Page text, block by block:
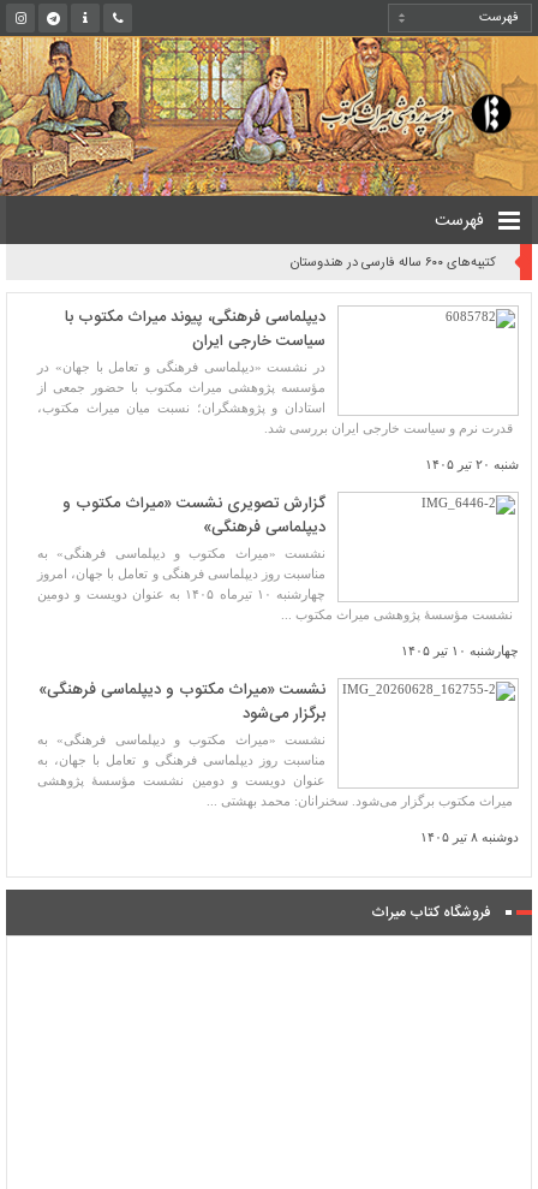
فهرست
کتیبه‌های ۶۰۰ ساله فارسی در هندوستان
دیپلماسی فرهنگی، پیوند میراث مکتوب با
سیاست خارجی ایران
در نشست «دیپلماسی فرهنگی و تعامل با جهان» در
مؤسسه پژوهشی میراث مکتوب با حضور جمعی از
استادان و پژوهشگران؛ نسبت میان میراث مکتوب،
قدرت نرم و سیاست خارجی ایران بررسی شد.
شنبه ۲۰ تیر ۱۴۰۵
گزارش تصویری نشست «میراث مکتوب و
دیپلماسی فرهنگی»
نشست «میراث مکتوب و دیپلماسی فرهنگی» به
مناسبت روز دیپلماسی فرهنگی و تعامل با جهان، امروز
چهارشنبه ۱۰ تیرماه ۱۴۰۵ به عنوان دویست و دومین
نشست مؤسسهٔ پژوهشی میراث مکتوب ...
چهارشنبه ۱۰ تیر ۱۴۰۵
نشست «میراث مکتوب و دیپلماسی فرهنگی»
برگزار می‌شود
نشست «میراث مکتوب و دیپلماسی فرهنگی» به
مناسبت روز دیپلماسی فرهنگی و تعامل با جهان، به
عنوان دویست و دومین نشست مؤسسهٔ پژوهشی
میراث مکتوب برگزار می‌شود. سخنرانان: محمد بهشتی ...
دوشنبه ۸ تیر ۱۴۰۵
فروشگاه کتاب میراث